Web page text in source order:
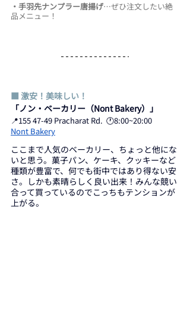
・手羽先ナンプラー唐揚げ…ぜひ注文したい絶
品メニュー！
■ 激安！美味しい！
「ノン・ベーカリー（Nont Bakery）」
📍155 47-49 Pracharat Rd.  🕐8:00~20:00
Nont Bakery
ここまで人気のベーカリー、ちょっと他にな
いと思う。菓子パン、ケーキ、クッキーなど
種類が豊富で、何でも街中ではあり得ない安
さ。しかも素晴らしく良い出来！みんな競い
合って買っているのでこっちもテンションが
上がる。